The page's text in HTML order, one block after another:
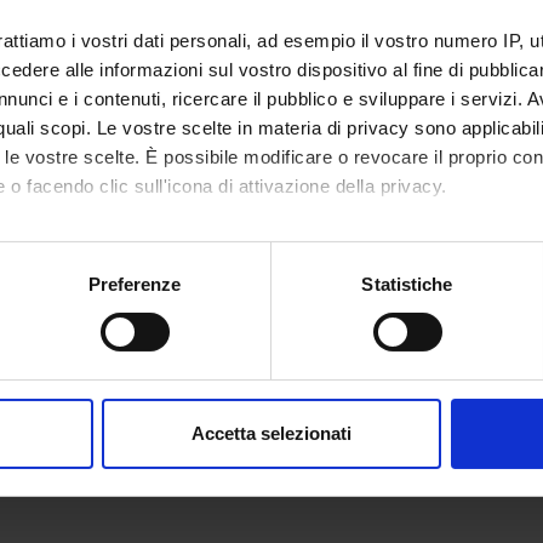
i vostri dati personali, ad esempio il vostro numero IP,
alle informazioni sul vostro dispositivo al fine di
e i contenuti, ricercare il pubblico e sviluppare i servizi.
scopi. Le vostre scelte in materia di privacy sono
vostre scelte. È possibile modificare o revocare il proprio
o facendo clic sull'icona di attivazione della privacy.
anche:
sulla tua posizione geografica, con un'approssimazione di
in qualsiasi momento dalla Dichiarazione sui cookie.
Preferenze Statistiche
Accetta selezionati
EDALab srl
Brochure EDALab srl
eVS srl
Brochure eVS srl
of Computer Science Park
Presentation of